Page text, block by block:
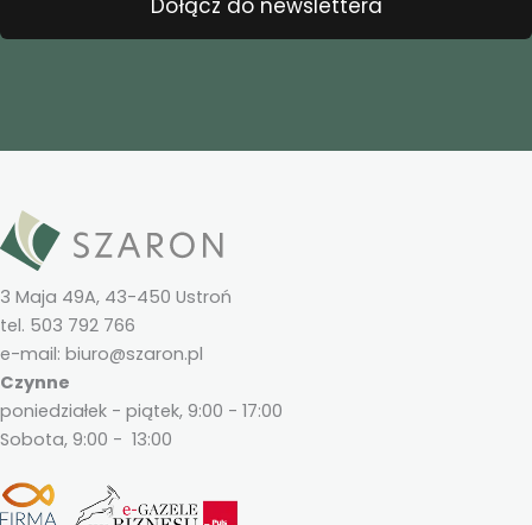
Dołącz do newslettera
3 Maja 49A, 43-450 Ustroń
tel. 503 792 766
e-mail: biuro@szaron.pl
Czynne
poniedziałek - piątek, 9:00 - 17:00
Sobota, 9:00 - 13:00